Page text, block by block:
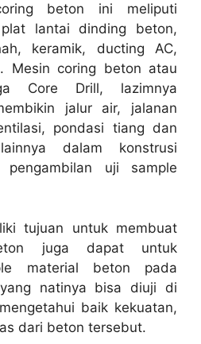
beton ini meliputi
lantai dinding beton,
keramik, ducting AC,
Mesin coring beton atau
Core Drill, lazimnya
jalur air, jalanan
pondasi tiang dan
dalam konstrusi
pengambilan uji sample
tujuan untuk membuat
juga dapat untuk
material beton pada
natinya bisa diuji di
baik kekuatan,
dari beton tersebut.